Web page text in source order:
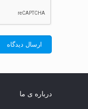
درباره ی ما